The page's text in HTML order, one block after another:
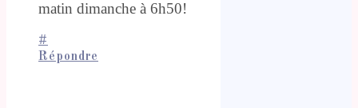
matin dimanche à 6h50!
#
Répondre